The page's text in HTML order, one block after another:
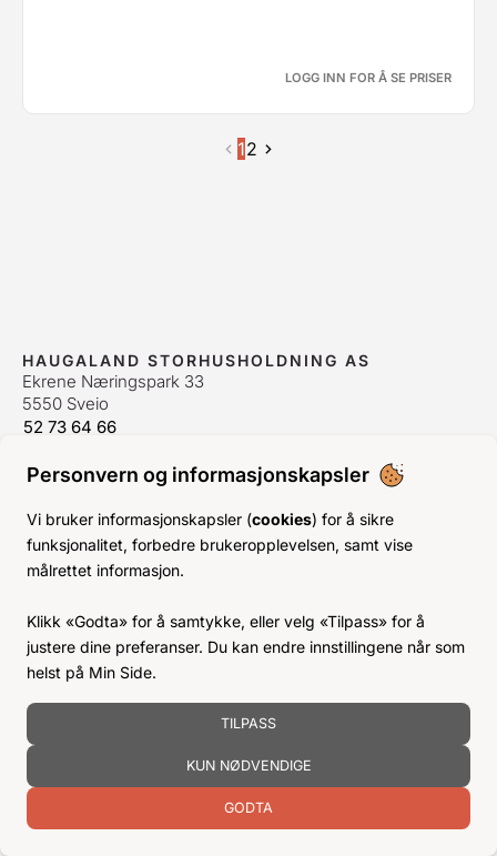
Personvern og informasjonskapsler
Vi bruker informasjonskapsler (cookies) for å sikre
funksjonalitet, forbedre brukeropplevelsen, samt vise
målrettet informasjon.
Klikk «Godta» for å samtykke, eller velg «Tilpass» for å
justere dine preferanser. Du kan endre innstillingene når som
helst på Min Side.
TILPASS
KUN NØDVENDIGE
GODTA
LOGG INN FOR Å SE PRISER
12
HAUGALAND STORHUSHOLDNING AS
Ekrene Næringspark 33
5550 Sveio
52 73 64 66
ÅPNINGSTIDER
Man-Fre:07–15
Lør-Søn: Stengt
Helligdager:Stengt
KJØPSVILKÅR
BLI KUNDE